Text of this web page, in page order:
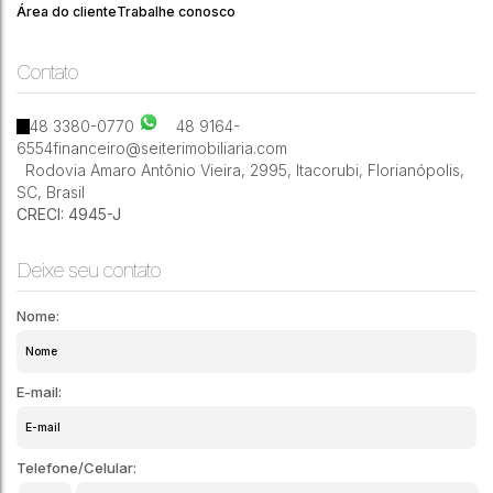
115500m²
Área do clienteTrabalhe conosco
Contato
48 3380-0770
48 9164-
6554financeiro@seiterimobiliaria.com
Rodovia Amaro Antônio Vieira, 2995, Itacorubi, Florianópolis,
SC, Brasil
CRECI: 4945-J
Deixe seu contato
Nome:
E-mail:
Telefone/Celular: